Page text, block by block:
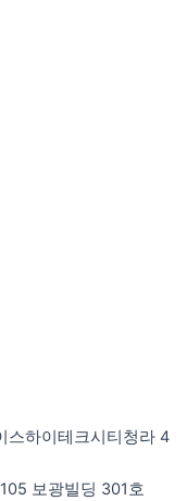
스하이테크시티청라 4
보광빌딩 301호